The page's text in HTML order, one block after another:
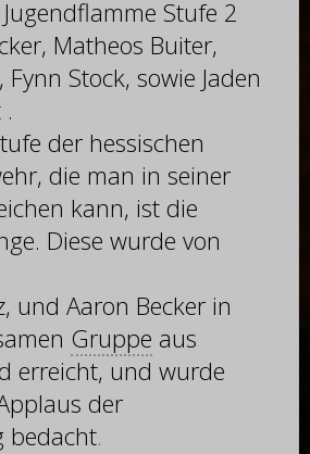
Stufe 2
Matheos Buiter,
Stock, sowie Jaden
der hessischen
die man in seiner
kann, ist die
Diese wurde von
und Aaron Becker in
Gruppe aus
erreicht, und wurde
der
bedacht.